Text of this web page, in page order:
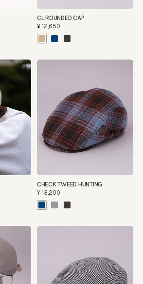
CL ROUNDED CAP
¥12,650
CHECK TWEED HUNTING
¥13,200